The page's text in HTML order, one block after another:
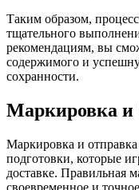
Таким образом,
тщательного
рекомендациям, вы
содержимого и
сохранности.
Маркировка
Маркировка и
подготовки, которые
доставке. Правильная